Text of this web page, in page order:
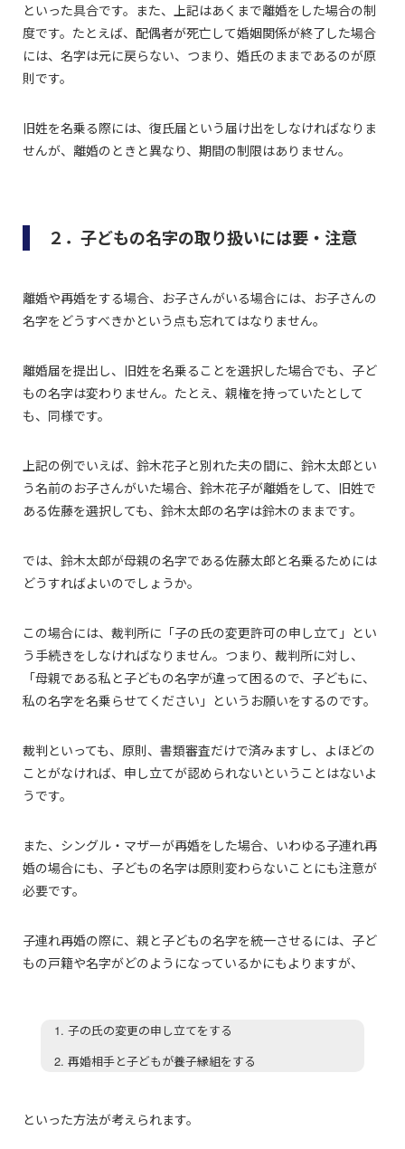
といった具合です。また、上記はあくまで離婚をした場合の制
度です。たとえば、配偶者が死亡して婚姻関係が終了した場合
には、名字は元に戻らない、つまり、婚氏のままであるのが原
則です。
旧姓を名乗る際には、復氏届という届け出をしなければなりま
せんが、離婚のときと異なり、期間の制限はありません。
２．子どもの名字の取り扱いには要・注意
離婚や再婚をする場合、お子さんがいる場合には、お子さんの
名字をどうすべきかという点も忘れてはなりません。
離婚届を提出し、旧姓を名乗ることを選択した場合でも、子ど
もの名字は変わりません。たとえ、親権を持っていたとして
も、同様です。
上記の例でいえば、鈴木花子と別れた夫の間に、鈴木太郎とい
う名前のお子さんがいた場合、鈴木花子が離婚をして、旧姓で
ある佐藤を選択しても、鈴木太郎の名字は鈴木のままです。
では、鈴木太郎が母親の名字である佐藤太郎と名乗るためには
どうすればよいのでしょうか。
この場合には、裁判所に「子の氏の変更許可の申し立て」とい
う手続きをしなければなりません。つまり、裁判所に対し、
「母親である私と子どもの名字が違って困るので、子どもに、
私の名字を名乗らせてください」というお願いをするのです。
裁判といっても、原則、書類審査だけで済みますし、よほどの
ことがなければ、申し立てが認められないということはないよ
うです。
また、シングル・マザーが再婚をした場合、いわゆる子連れ再
婚の場合にも、子どもの名字は原則変わらないことにも注意が
必要です。
子連れ再婚の際に、親と子どもの名字を統一させるには、子ど
もの戸籍や名字がどのようになっているかにもよりますが、
子の氏の変更の申し立てをする
再婚相手と子どもが養子縁組をする
といった方法が考えられます。